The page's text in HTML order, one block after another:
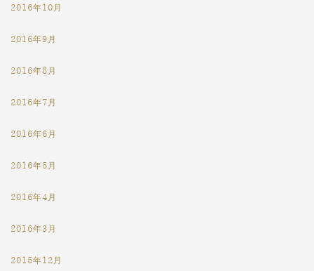
2016年10月
2016年9月
2016年8月
2016年7月
2016年6月
2016年5月
2016年4月
2016年3月
2015年12月